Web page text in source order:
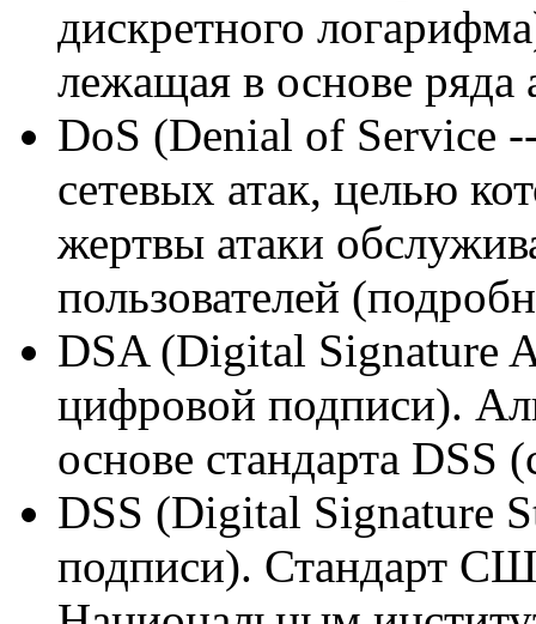
дискретного
лежащая в основе
DoS (Denial of Service
сетевых атак, целью
жертвы атаки
пользователей
DSA (Digital Signature
цифровой подписи).
основе стандарта DSS
DSS (Digital Signature
подписи). Стандарт